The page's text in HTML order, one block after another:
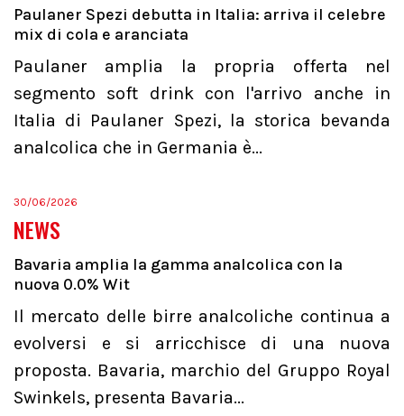
Paulaner Spezi debutta in Italia: arriva il celebre
mix di cola e aranciata
Paulaner amplia la propria offerta nel
segmento soft drink con l'arrivo anche in
Italia di Paulaner Spezi, la storica bevanda
analcolica che in Germania è...
30/06/2026
NEWS
Bavaria amplia la gamma analcolica con la
nuova 0.0% Wit
Il mercato delle birre analcoliche continua a
evolversi e si arricchisce di una nuova
proposta. Bavaria, marchio del Gruppo Royal
Swinkels, presenta Bavaria...